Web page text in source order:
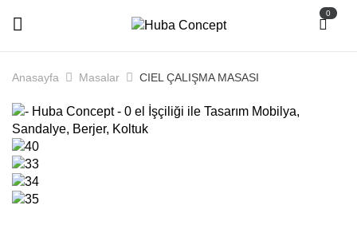
0
Anasayfa Masalar CIEL ÇALIŞMA MASASI